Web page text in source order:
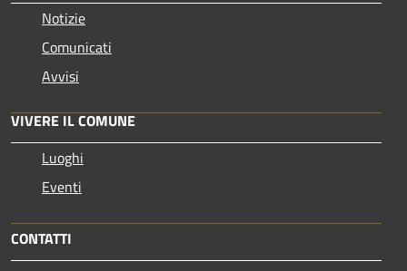
Notizie
Comunicati
Avvisi
VIVERE IL COMUNE
Luoghi
Eventi
CONTATTI